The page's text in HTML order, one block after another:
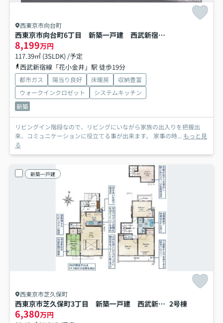
西東京市向台町
西東京市向台町6丁目 新築一戸建 西武新宿線 花小金井
8,199万円
117.39㎡ (3SLDK) /予定
西武新宿線「花小金井」駅 徒歩19分
都市ガス 陽当り良好 床暖房
収納豊富
ウォークインクロゼット
システムキッチン
新築
リビングイン階段なので、リビングにいながら家族の出入りを把握出
来、コミュニケーションに役立てる事が出来ます。 家事の時... もっと見
る
新築一戸建
西東京市芝久保町
西東京市芝久保町3丁目 新築一戸建 西武新宿線 花小金井 2号棟
6,380万円